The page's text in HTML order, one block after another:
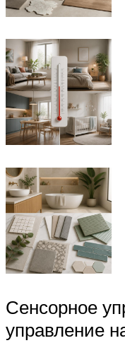
Сенсорное
управление